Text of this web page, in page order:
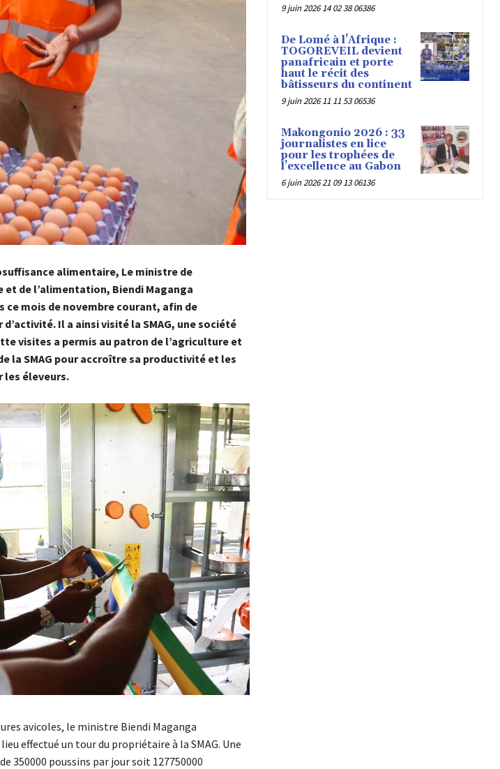
alimentaire, Le ministre de
et de l’alimentation, Biendi Maganga
ce mois de novembre courant, afin de
Il a ainsi visité la SMAG, une société
visites a permis au patron de l’agriculture et
la SMAG pour accroître sa productivité et les
éleveurs.
avicoles, le ministre Biendi Maganga
effectué un tour du propriétaire à la SMAG. Une
350000 poussins par jour soit 127750000
9 juin 2026 14 02 38 06386
De Lomé à l’Afrique :
TOGOREVEIL devient
panafricain et porte
haut le récit des
bâtisseurs du continent
9 juin 2026 11 11 53 06536
Makongonio 2026 : 33
journalistes en lice
pour les trophées de
l’excellence au Gabon
6 juin 2026 21 09 13 06136